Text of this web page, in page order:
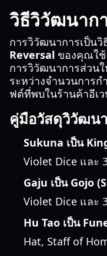
วิธีวิวัฒนาก
การวิวัฒนาการเป็นวิ
Reversal ของคุณใช้
การวิวัฒนาการส่วน
ระหว่างจำนวนการก
ฟต์ที่พบในร้านค้าอีเ
คู่มือวัสดุวิวัฒน
Sukuna เป็น
Violet Dice และ
Gaju เป็น Gojo
Violet Dice และ
Hu Tao เป็น
Hat, Staff of